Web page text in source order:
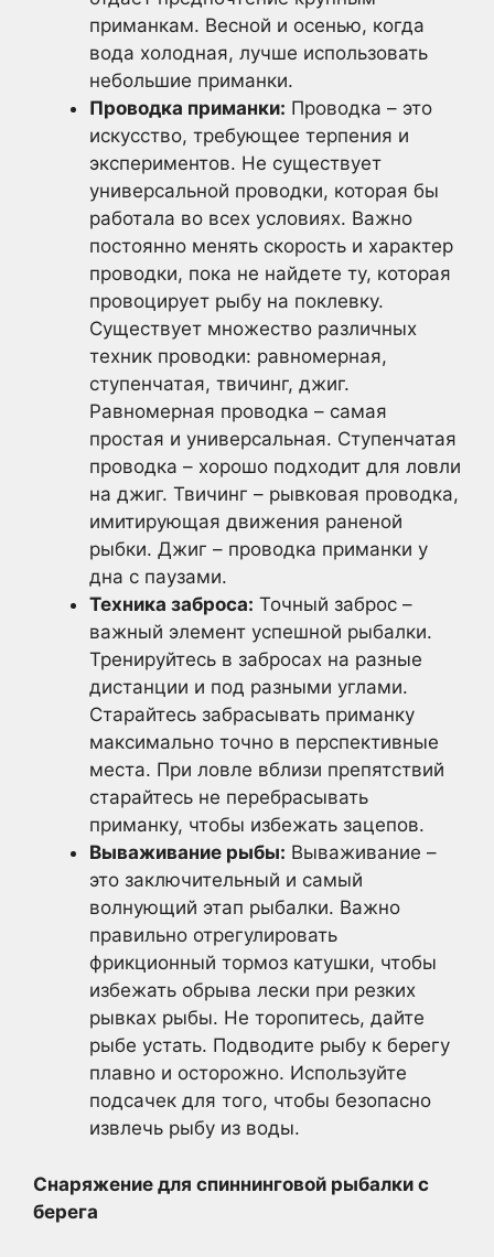
приманкам. Весной и осенью, когда
вода холодная, лучше использовать
небольшие приманки.
Проводка приманки: Проводка – это
искусство, требующее терпения и
экспериментов. Не существует
универсальной проводки, которая бы
работала во всех условиях. Важно
постоянно менять скорость и характер
проводки, пока не найдете ту, которая
провоцирует рыбу на поклевку.
Существует множество различных
техник проводки: равномерная,
ступенчатая, твичинг, джиг.
Равномерная проводка – самая
простая и универсальная. Ступенчатая
проводка – хорошо подходит для ловли
на джиг. Твичинг – рывковая проводка,
имитирующая движения раненой
рыбки. Джиг – проводка приманки у
дна с паузами.
Техника заброса: Точный заброс –
важный элемент успешной рыбалки.
Тренируйтесь в забросах на разные
дистанции и под разными углами.
Старайтесь забрасывать приманку
максимально точно в перспективные
места. При ловле вблизи препятствий
старайтесь не перебрасывать
приманку, чтобы избежать зацепов.
Вываживание рыбы: Вываживание –
это заключительный и самый
волнующий этап рыбалки. Важно
правильно отрегулировать
фрикционный тормоз катушки, чтобы
избежать обрыва лески при резких
рывках рыбы. Не торопитесь, дайте
рыбе устать. Подводите рыбу к берегу
плавно и осторожно. Используйте
подсачек для того, чтобы безопасно
извлечь рыбу из воды.
Снаряжение для спиннинговой рыбалки с
берега